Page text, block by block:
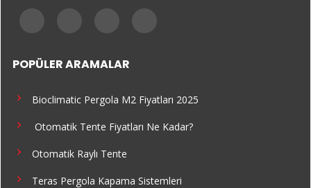
POPÜLER ARAMALAR
Bioclimatic Pergola M2 Fiyatları 2025
Otomatik Tente Fiyatları Ne Kadar?
Otomatik Raylı Tente
Teras Pergola Kapama Sistemleri